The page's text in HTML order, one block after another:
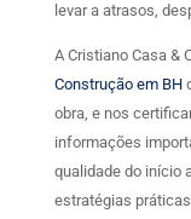
levar a atrasos,
A Cristiano Casa &
Construção em BH
obra, e nos
informações
qualidade do início
estratégias